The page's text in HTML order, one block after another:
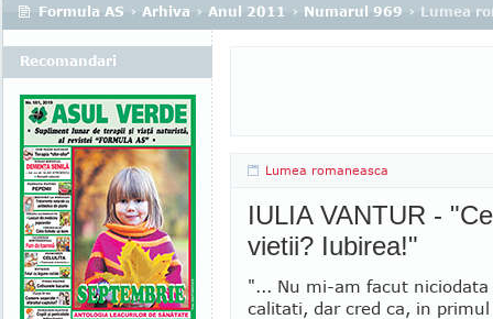
Formula AS › Arhiva › Anul 2011 › Numarul 969 › Lumea
Lumea romaneasca
IULIA VANTUR -
vietii? Iubirea!"
"... Nu mi-am facut niciodata
calitati, dar cred ca, in
Recomandari